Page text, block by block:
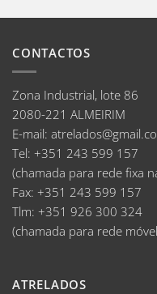
CONTACTOS
Zona Industrial, lote 86
2080-221 ALMEIRIM
E-mail:
Tel: +351 243 599 157
(chamada para rede fixa
Fax: +351 243 599 157
Tlm: +351 926 300 324
(chamada para rede
ATRELADOS